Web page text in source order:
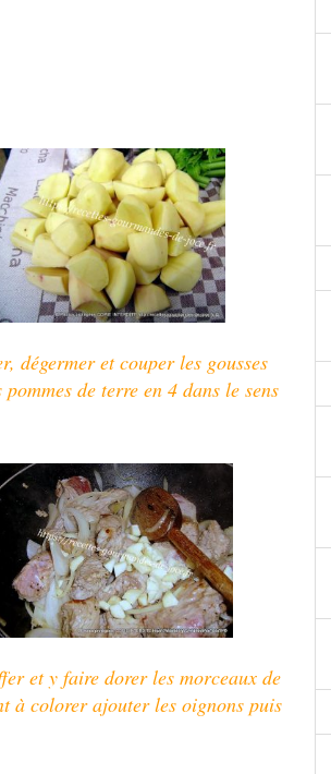
dégermer et couper les gousses
de terre en 4 dans le sens
et y faire dorer les morceaux de
à colorer ajouter les oignons puis